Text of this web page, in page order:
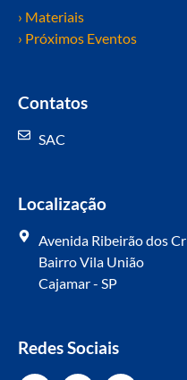
› Materiais
› Próximos Eventos
Contatos
SAC
Localização
Avenida Ribeirão dos
Bairro Vila União
Cajamar - SP
Redes Sociais